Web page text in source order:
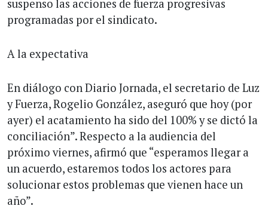
suspenso las acciones de fuerza progresivas
programadas por el sindicato.
A la expectativa
En diálogo con Diario Jornada, el secretario de Luz
y Fuerza, Rogelio González, aseguró que hoy (por
ayer) el acatamiento ha sido del 100% y se dictó la
conciliación”. Respecto a la audiencia del
próximo viernes, afirmó que “esperamos llegar a
un acuerdo, estaremos todos los actores para
solucionar estos problemas que vienen hace un
año”.